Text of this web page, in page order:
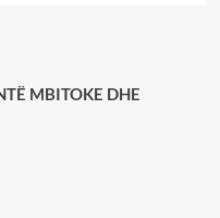
MBITOKE DHE